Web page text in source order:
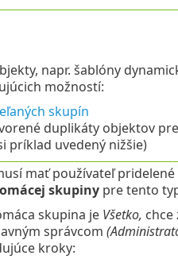
napr. šablóny
možností:
skupín
duplikáty objektov
príklad uvedený nižšie)
mať používateľ pridelené
skupinypre tento
skupina je Všetko,
správcom
kroky: